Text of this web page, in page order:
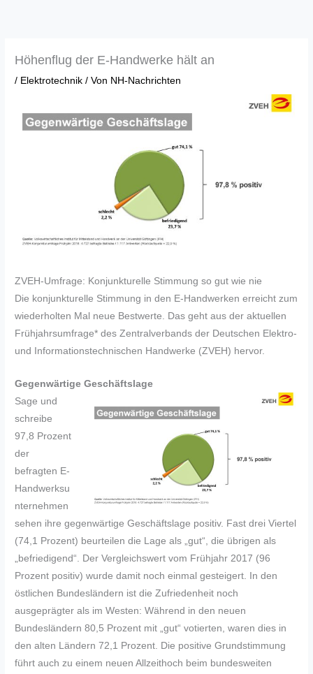
Höhenflug der E-Handwerke hält an
/ Elektrotechnik / Von NH-Nachrichten
ZVEH-Umfrage: Konjunkturelle Stimmung so gut wie nie
Die konjunkturelle Stimmung in den E-Handwerken erreicht zum
wiederholten Mal neue Bestwerte. Das geht aus der aktuellen
Frühjahrsumfrage* des Zentralverbands der Deutschen Elektro-
und Informationstechnischen Handwerke (ZVEH) hervor.
Gegenwärtige Geschäftslage
Sage und
schreibe
97,8 Prozent
der
befragten E-
Handwerksu
nternehmen
sehen ihre gegenwärtige Geschäftslage positiv. Fast drei Viertel
(74,1 Prozent) beurteilen die Lage als „gut“, die übrigen als
„befriedigend“. Der Vergleichswert vom Frühjahr 2017 (96
Prozent positiv) wurde damit noch einmal gesteigert. In den
östlichen Bundesländern ist die Zufriedenheit noch
ausgeprägter als im Westen: Während in den neuen
Bundesländern 80,5 Prozent mit „gut“ votierten, waren dies in
den alten Ländern 72,1 Prozent. Die positive Grundstimmung
führt auch zu einem neuen Allzeithoch beim bundesweiten